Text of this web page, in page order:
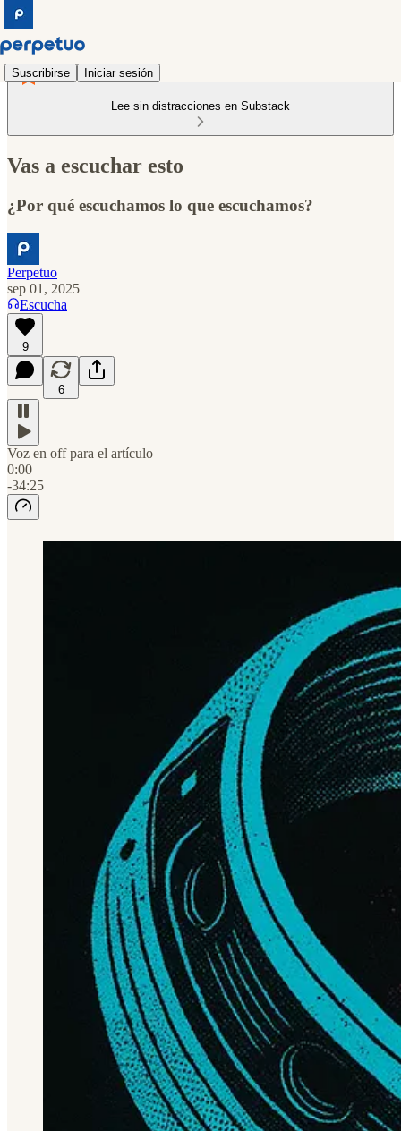
Suscribirse Iniciar sesión
Lee sin distracciones en Substack
Vas a escuchar esto
¿Por qué escuchamos lo que escuchamos?
Perpetuo
sep 01, 2025
Escucha
9
6
Voz en off para el artículo
0:00
-34:25